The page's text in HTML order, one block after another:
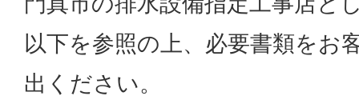
以下を参照の上、必要書類をお
出ください。